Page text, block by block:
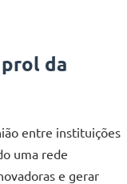
da
entre instituições
uma rede
e gerar